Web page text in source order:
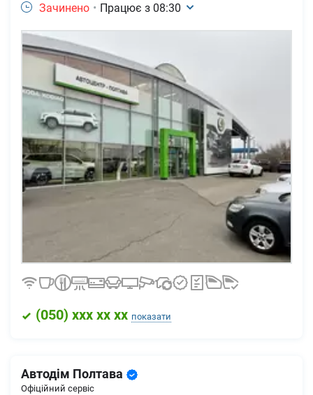
Зачинено • Працює з 08:30
(050) xxx xx xx показати
Автодім Полтава
Офіційний сервіс